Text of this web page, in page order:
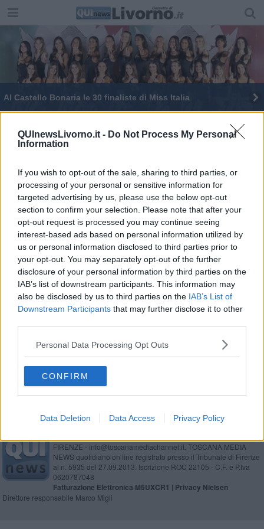
QUInewsLivorno.it - Do Not Process My Personal
Information
If you wish to opt-out of the sale, sharing to third parties, or
processing of your personal or sensitive information for
targeted advertising by us, please use the below opt-out
section to confirm your selection. Please note that after your
opt-out request is processed you may continue seeing
interest-based ads based on personal information utilized by
us or personal information disclosed to third parties prior to
your opt-out. You may separately opt-out of the further
disclosure of your personal information by third parties on the
IAB’s list of downstream participants. This information may
also be disclosed by us to third parties on the IAB’s List of
Downstream Participants that may further disclose it to other
Personal Data Processing Opt Outs
CONFIRM
Data Deletion Data Access Privacy Policy
Al Castello Bonaria le 30 finaliste di Miss Italia
​Scatti d'autore da tutto il mondo
Ginevra Adinolfi è Miss Principessa d'Europa
In attesa della più bella del Granducato
Miss Reginetta all'ippodromo di San Rossore
Presentata la regata velica dell'Arcipelago
Nuova avventura di IsolaMondo a Capraia
Celeste e gli altri a scuola nel mondo
Polo didattico ospedale, 22 nuovi laureati
Adele e Noemi, ecco le due nuove centenarie
FIRENZE - info@toscanamediachannel.it. TOSCANA MEDIA
NEWS quotidiano on line registrato presso il Tribunale di Firenze
al n. 5935 del 27.09.2013. Iscrizione ROC 22105 - C.F. e P.Iva
0620787048
Fatturazione Elettronica M5UXCR1 | Privacy Nielsen
Direttore responsabile Marco Migli